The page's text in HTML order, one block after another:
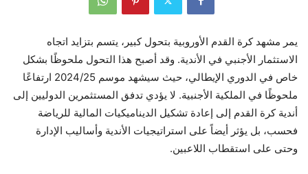
يمر مشهد كرة القدم الأوروبية بتحول كبير، يتسم بتزايد اتجاه
الاستثمار الأجنبي في الأندية. وقد أصبح هذا التحول ملحوظًا بشكل
خاص في الدوري الإيطالي، حيث سيشهد موسم 2024/25 ارتفاعًا
ملحوظًا في الملكية الأجنبية. لا يؤدي تدفق المستثمرين الدوليين إلى
أندية كرة القدم إلى إعادة تشكيل الديناميكيات المالية للرياضة
فحسب، بل يؤثر أيضاً على استراتيجيات الأندية وأساليب الإدارة
وحتى على استقطاب اللاعبين.